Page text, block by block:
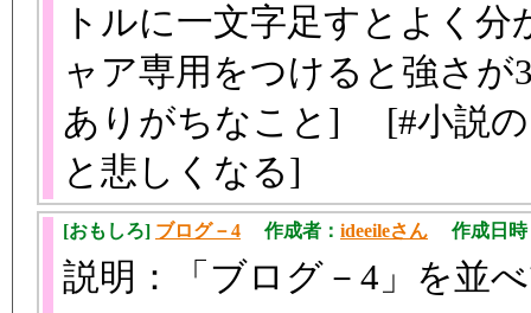
トルに一文字足すとよく
ャア専用をつけると強さ
ありがちなこと] [#小説の
と悲しくなる]
[おもしろ] ブログ－4 作成者： ideeileさん 作成日時
説明：「ブログ－4」を並